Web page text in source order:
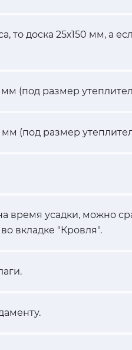
то доска 25х150 мм, а
(под размер
(под размер
время усадки, можно
вкладке "Кровля".